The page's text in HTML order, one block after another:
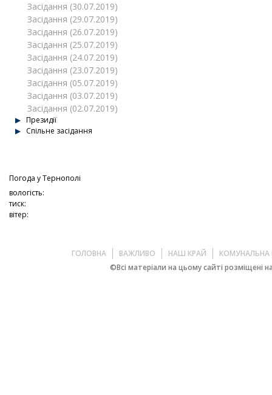
Засідання (30.07.2019)
Засідання (29.07.2019)
Засідання (26.07.2019)
Засідання (25.07.2019)
Засідання (24.07.2019)
Засідання (23.07.2019)
Засідання (05.07.2019)
Засідання (03.07.2019)
Засідання (02.07.2019)
Президії
Спільне засідання
Погода уТернополі
вологість:
тиск:
вітер:
ГОЛОВНА ВАЖЛИВО НАШ КРАЙ
КОМУНАЛЬНА
©Всі матеріали на цьому сайті розміщені